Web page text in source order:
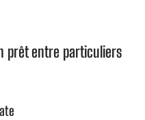
prêt entre particuliers